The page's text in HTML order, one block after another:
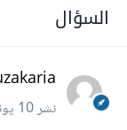
السؤال
نشر10 يونيو 2020